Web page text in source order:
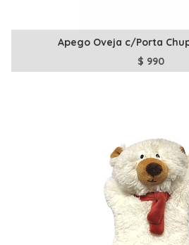
Apego Oveja c/Porta
$ 990